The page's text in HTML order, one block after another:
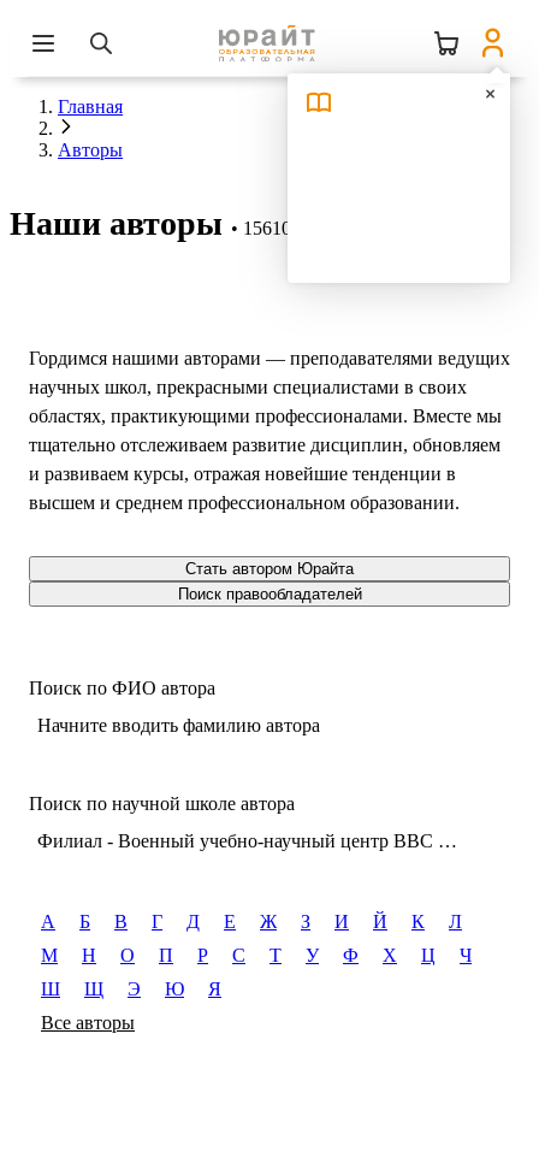
Главная
Авторы
Наши авторы 15610 авторов
Гордимся нашими авторами — преподавателями ведущих
научных школ, прекрасными специалистами в своих
областях, практикующими профессионалами. Вместе мы
тщательно отслеживаем развитие дисциплин, обновляем
и развиваем курсы, отражая новейшие тенденции в
высшем и среднем профессиональном образовании.
Стать автором Юрайта
Поиск правообладателей
Поиск по ФИО автора
Начните вводить фамилию автора
Поиск по научной школе автора
Филиал - Военный учебно-научный центр ВВС «Военно-воздушная академия имени профессора Н.Е. Жуковского и Ю.А. Гагарина» (г. Челябинск) Кафедра военно-политической работы в войсках (силах)
А Б В Г Д Е Ж З И Й К
Л
М
Н О П Р С Т У Ф Х Ц
Ч
Ш
Щ Э Ю
Я
Все авторы